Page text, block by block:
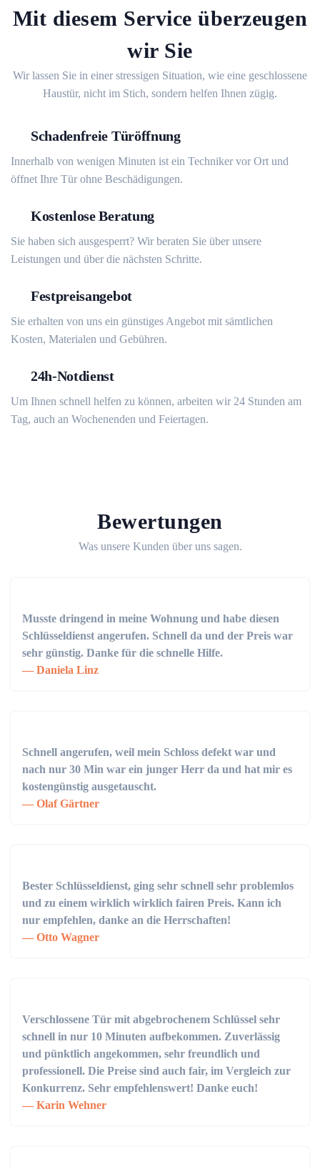
Mit diesem Service überzeugen
wir Sie
Wir lassen Sie in einer stressigen Situation, wie eine geschlossene
Haustür, nicht im Stich, sondern helfen Ihnen zügig.
Schadenfreie Türöffnung
Innerhalb von wenigen Minuten ist ein Techniker vor Ort und
öffnet Ihre Tür ohne Beschädigungen.
Kostenlose Beratung
Sie haben sich ausgesperrt? Wir beraten Sie über unsere
Leistungen und über die nächsten Schritte.
Festpreisangebot
Sie erhalten von uns ein günstiges Angebot mit sämtlichen
Kosten, Materialen und Gebühren.
24h-Notdienst
Um Ihnen schnell helfen zu können, arbeiten wir 24 Stunden am
Tag, auch an Wochenenden und Feiertagen.
Bewertungen
Was unsere Kunden über uns sagen.
Musste dringend in meine Wohnung und habe diesen
Schlüsseldienst angerufen. Schnell da und der Preis war
sehr günstig. Danke für die schnelle Hilfe.
Daniela Linz
Schnell angerufen, weil mein Schloss defekt war und
nach nur 30 Min war ein junger Herr da und hat mir es
kostengünstig ausgetauscht.
Olaf Gärtner
Bester Schlüsseldienst, ging sehr schnell sehr problemlos
und zu einem wirklich wirklich fairen Preis. Kann ich
nur empfehlen, danke an die Herrschaften!
Otto Wagner
Verschlossene Tür mit abgebrochenem Schlüssel sehr
schnell in nur 10 Minuten aufbekommen. Zuverlässig
und pünktlich angekommen, sehr freundlich und
professionell. Die Preise sind auch fair, im Vergleich zur
Konkurrenz. Sehr empfehlenswert! Danke euch!
Karin Wehner